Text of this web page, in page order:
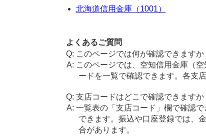
北海道信用金庫（1001）
よくあるご質問
このページでは何が確認できますか
このページでは、空知信用金庫（
ードを一覧で確認できます。各支
支店コードはどこで確認できますか
一覧表の「支店コード」欄で確認
できます。振込や口座登録では、
合があります。